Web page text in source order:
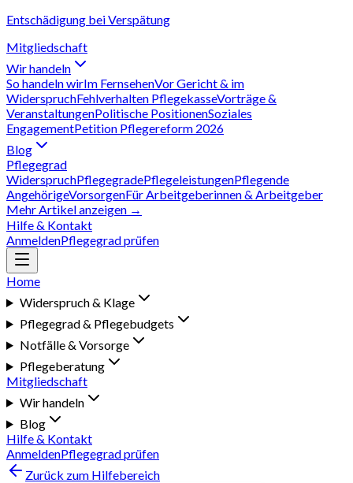
Entschädigung bei Verspätung
Mitgliedschaft
Wir handeln
So handeln wirIm FernsehenVor Gericht & im
WiderspruchFehlverhalten PflegekasseVorträge &
VeranstaltungenPolitische PositionenSoziales
EngagementPetition Pflegereform 2026
Blog
Pflegegrad
WiderspruchPflegegradePflegeleistungenPflegende
AngehörigeVorsorgenFür Arbeitgeberinnen & Arbeitgeber
Mehr Artikel anzeigen →
Hilfe & Kontakt
AnmeldenPflegegrad prüfen
Home
Widerspruch & Klage
Pflegegrad & Pflegebudgets
Notfälle & Vorsorge
Pflegeberatung
Mitgliedschaft
Wir handeln
Blog
Hilfe & Kontakt
AnmeldenPflegegrad prüfen
Zurück zum Hilfebereich